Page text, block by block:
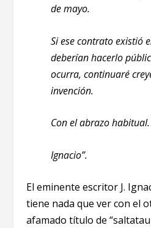
de mayo.
Si ese contrato existió
deberían hacerlo
ocurra, continuaré
invención.
Con el abrazo habitual.
Ignacio”.
El eminente escritor J.
tiene nada que ver con el
afamado título de